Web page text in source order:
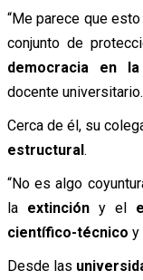
“Me parece que
conjunto de
democracia en
docente universitario.
Cerca de él, su
estructural.
“No es algo
la extincióny el
científico-técnico y
Desde las